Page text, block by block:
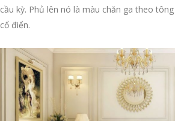
cầu kỳ. Phủ lên nó là màu chăn ga theo
cổ điển.